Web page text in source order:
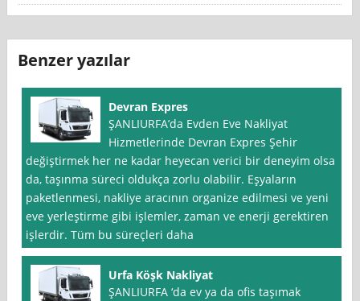
Benzer yazılar
Devran Expres
ŞANLIURFA’da Evden Eve Nakliyat
Hizmetlerinde Devran Expres Şehir
değiştirmek her ne kadar heyecan verici bir deneyim olsa
da, taşınma süreci oldukça zorlu olabilir. Eşyaların
paketlenmesi, nakliye aracının organize edilmesi ve yeni
eve yerleştirme gibi işlemler, zaman ve enerji gerektiren
işlerdir. Tüm bu süreçleri daha
Urfa Köşk Nakliyat
ŞANLIURFA ‘da ev ya da ofis taşımak